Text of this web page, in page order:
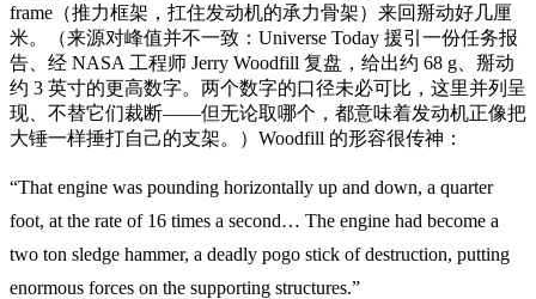
frame（推力框架，扛住发动机的承力骨架）来回掰动好几厘
米。（来源对峰值并不一致：Universe Today 援引一份任务报
告、经 NASA 工程师 Jerry Woodfill 复盘，给出约 68 g、掰动
约 3 英寸的更高数字。两个数字的口径未必可比，这里并列呈
现、不替它们裁断——但无论取哪个，都意味着发动机正像把
大锤一样捶打自己的支架。）Woodfill 的形容很传神：
“That engine was pounding horizontally up and down, a quarter
foot, at the rate of 16 times a second… The engine had become a
two ton sledge hammer, a deadly pogo stick of destruction, putting
enormous forces on the supporting structures.”